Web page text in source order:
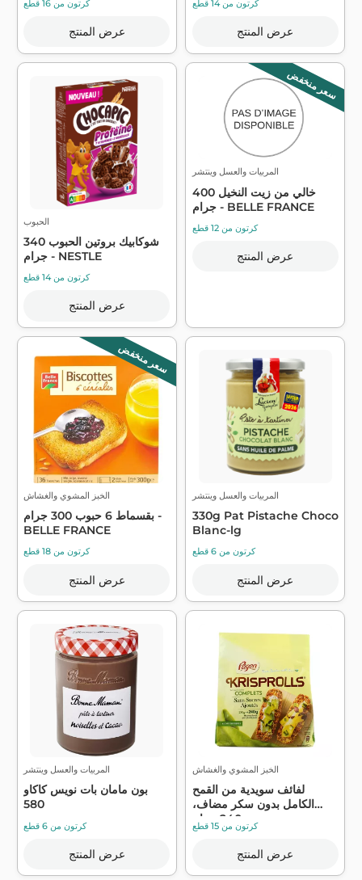
كرتون من 16 قطع
عرض المنتج
كرتون من 14 قطع
عرض المنتج
الحبوب
شوكابيك بروتين الحبوب 340
جرام - NESTLE
كرتون من 14 قطع
عرض المنتج
سعر منخفض
المربيات والعسل وينتشر
خالي من زيت النخيل 400
جرام - BELLE FRANCE
كرتون من 12 قطع
عرض المنتج
سعر منخفض
الخبز المشوي والغشاش
بقسماط 6 حبوب 300 جرام -
BELLE FRANCE
كرتون من 18 قطع
عرض المنتج
المربيات والعسل وينتشر
330g Pat Pistache Choco
Blanc-lg
كرتون من 6 قطع
عرض المنتج
المربيات والعسل وينتشر
بون مامان بات نويس كاكاو
580
كرتون من 6 قطع
عرض المنتج
الخبز المشوي والغشاش
لفائف سويدية من القمح
الكامل بدون سكر مضاف،
كرتون من 15 قطع
عرض المنتج